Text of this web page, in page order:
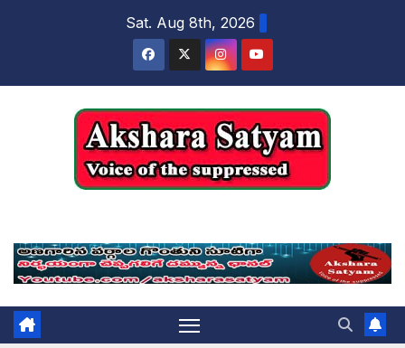
Sat. Aug 8th, 2026